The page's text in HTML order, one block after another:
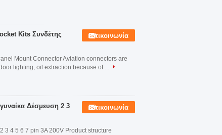
Kits Συνδέτης
Επικοινωνία
Mount Connector Aviation connectors are
lighting, oil extraction because of ...
Δέσμευση 2 3
Επικοινωνία
3 4 5 6 7 pin 3A 200V Product structure